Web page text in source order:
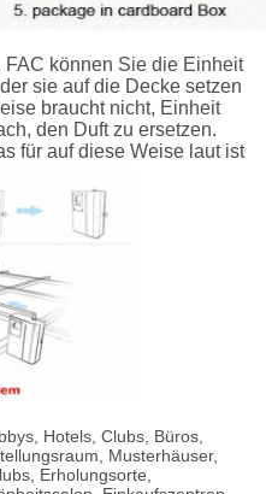
können Sie die Einheit
sie auf die Decke setzen
braucht nicht, Einheit
den Duft zu ersetzen.
für auf diese Weise laut ist
Hotels, Clubs, Büros,
Musterhäuser,
Erholungsorte,